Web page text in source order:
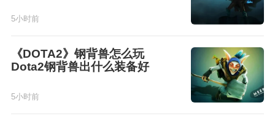
5小时前
《DOTA2》钢背兽怎么玩
Dota2钢背兽出什么装备好
5小时前